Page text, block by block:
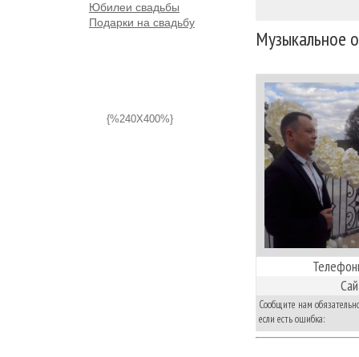
Юбилеи свадьбы
Подарки на свадьбу
{%240X400%}
Музыкальное
Сообщите нам
если есть ошибка: